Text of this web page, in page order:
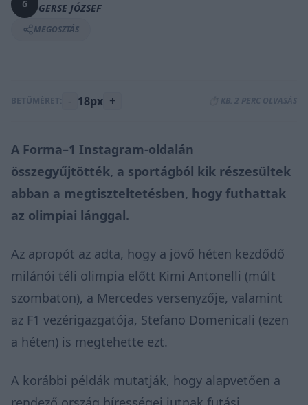
G GERSE JÓZSEF
MEGOSZTÁS
BETŰMÉRET: - 18px + ⏱️ KB. 2 PERC OLVASÁS
A Forma–1 Instagram-oldalán
összegyűjtötték, a sportágból kik részesültek
abban a megtiszteltetésben, hogy futhattak
az olimpiai lánggal.
Az apropót az adta, hogy a jövő héten kezdődő
milánói téli olimpia előtt Kimi Antonelli (múlt
szombaton), a Mercedes versenyzője, valamint
az F1 vezérigazgatója, Stefano Domenicali (ezen
a héten) is megtehette ezt.
A korábbi példák mutatják, hogy alapvetően a